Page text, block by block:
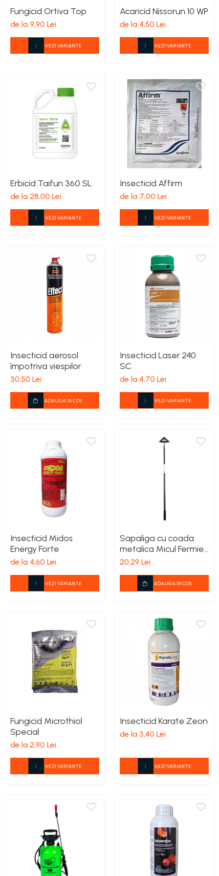
Fungicid Ortiva Top
de la 9,90 Lei
VEZI VARIANTE
Acaricid Nissorun 10 WP
de la 4,50 Lei
VEZI VARIANTE
Erbicid Taifun 360 SL
de la 28,00 Lei
VEZI VARIANTE
Insecticid Affirm
de la 7,00 Lei
VEZI VARIANTE
Insecticid aerosol
împotriva viespilor
30,50 Lei
ADAUGA IN COS
Insecticid Laser 240
SC
de la 4,70 Lei
VEZI VARIANTE
Insecticid Midos
Energy Forte
de la 4,60 Lei
VEZI VARIANTE
Sapaliga cu coada
metalica Micul Fermier
600x210mm
20,29 Lei
ADAUGA IN COS
Fungicid Microthiol
Special
de la 2,90 Lei
VEZI VARIANTE
Insecticid Karate Zeon
de la 3,40 Lei
VEZI VARIANTE